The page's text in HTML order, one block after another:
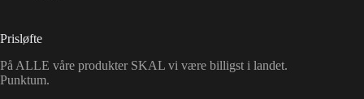
Prisløfte
På ALLE våre produkter SKAL vi være billigst i landet.
Punktum.